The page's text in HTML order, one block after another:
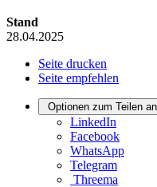
Stand
28.04.2025
Seite drucken
Seite empfehlen
Optionen zum Teilen
LinkedIn
Facebook
WhatsApp
Telegram
Threema